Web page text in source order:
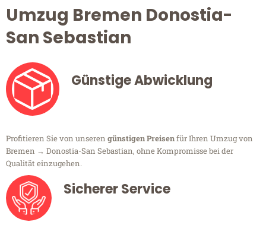
Umzug Bremen Donostia-
San Sebastian
Günstige Abwicklung
Profitieren Sie von unseren günstigen Preisenfür Ihren Umzug von
Bremen → Donostia-San Sebastian, ohne Kompromisse bei der
Qualität einzugehen.
Sicherer Service